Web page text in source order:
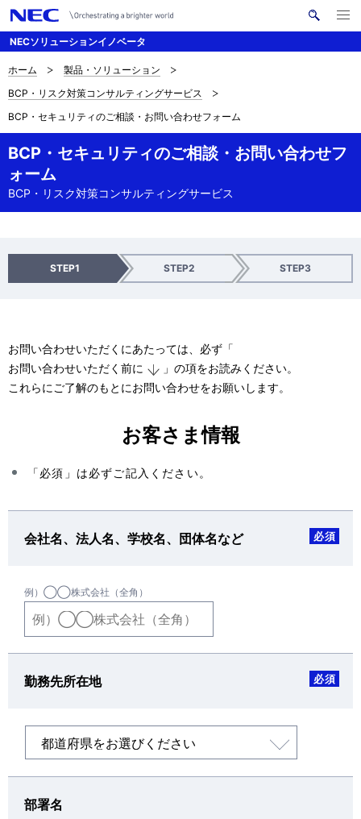
NECソリューションイノベータ
メ
ニ
ナ
ビ
ゲ
ー
シ
ョ
サ
イ
ト
内
の
在
位
ホーム
製品・ソリューション
BCP・リスク対策コンサルティングサービス
BCP・セキュリティのご相談・お問い合わせフォーム
BCP・セキュリティのご相談・お問い合わせフ
ォーム
BCP・リスク対策コンサルティングサービス
STEP1
力
STEP2
認
STEP3送
信
お問い合わせいただくにあたっては、必ず「
お問い合わせいただく前に
」の項をお読みください。
これらにご了解のもとにお問い合わせをお願いします。
お客さま情報
「必須」は必ずご記入ください。
会社名、法人名、学校名、団体名など 必須
例）◯◯株式会社（全角）
勤務先所在地 必須
部署名